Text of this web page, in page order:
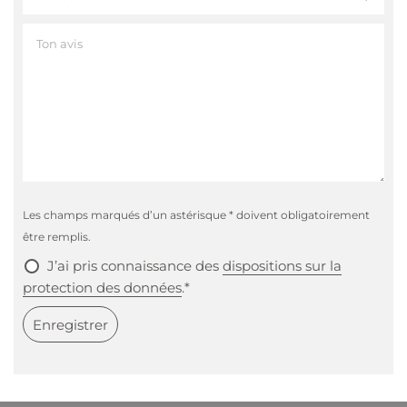
Passendes Essen
Dazu passen weitere Snacks wie Tomaten
Les champs marqués d’un astérisque * doivent obligatoirement
être remplis.
J’ai pris connaissance des dispositions sur la
protection des données.*
Enregistrer